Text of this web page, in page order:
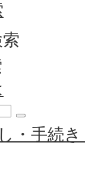
索
・手続き